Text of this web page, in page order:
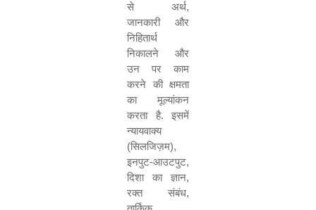
से अर्थ,
जानकारी और
निहितार्थ
निकालने और
उन पर काम
करने की क्षमता
का मूल्यांकन
करता है. इसमें
न्यायवाक्य
(सिलजिज़म),
इनपुट-आउटपुट,
दिशा का ज्ञान,
रक्त संबंध,